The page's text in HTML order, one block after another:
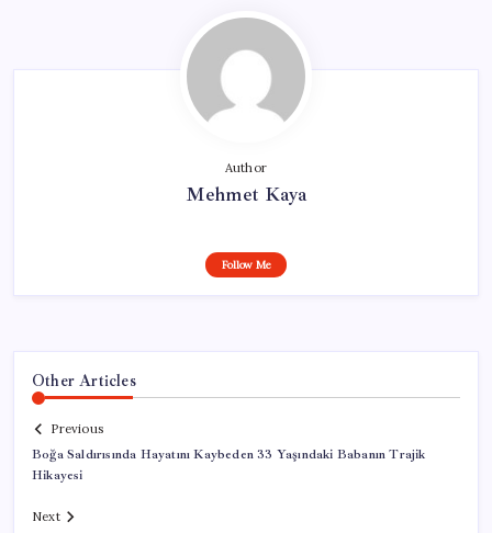
Author
Mehmet Kaya
Follow Me
Other Articles
Previous
Boğa Saldırısında Hayatını Kaybeden 33 Yaşındaki Babanın Trajik
Hikayesi
Next